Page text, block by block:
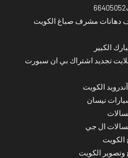
دهانات مشرف صباغ الكويت
الكبير
تجديد اشتراك بي ان سبورت
الكويت
نيسان
ال جي
الكويت
وتصوير الكويت